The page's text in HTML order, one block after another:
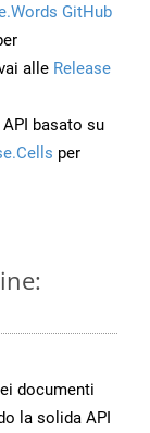
GitHub
alle Release
basato su
per
documenti
la solida API